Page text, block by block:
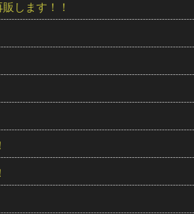
します！！